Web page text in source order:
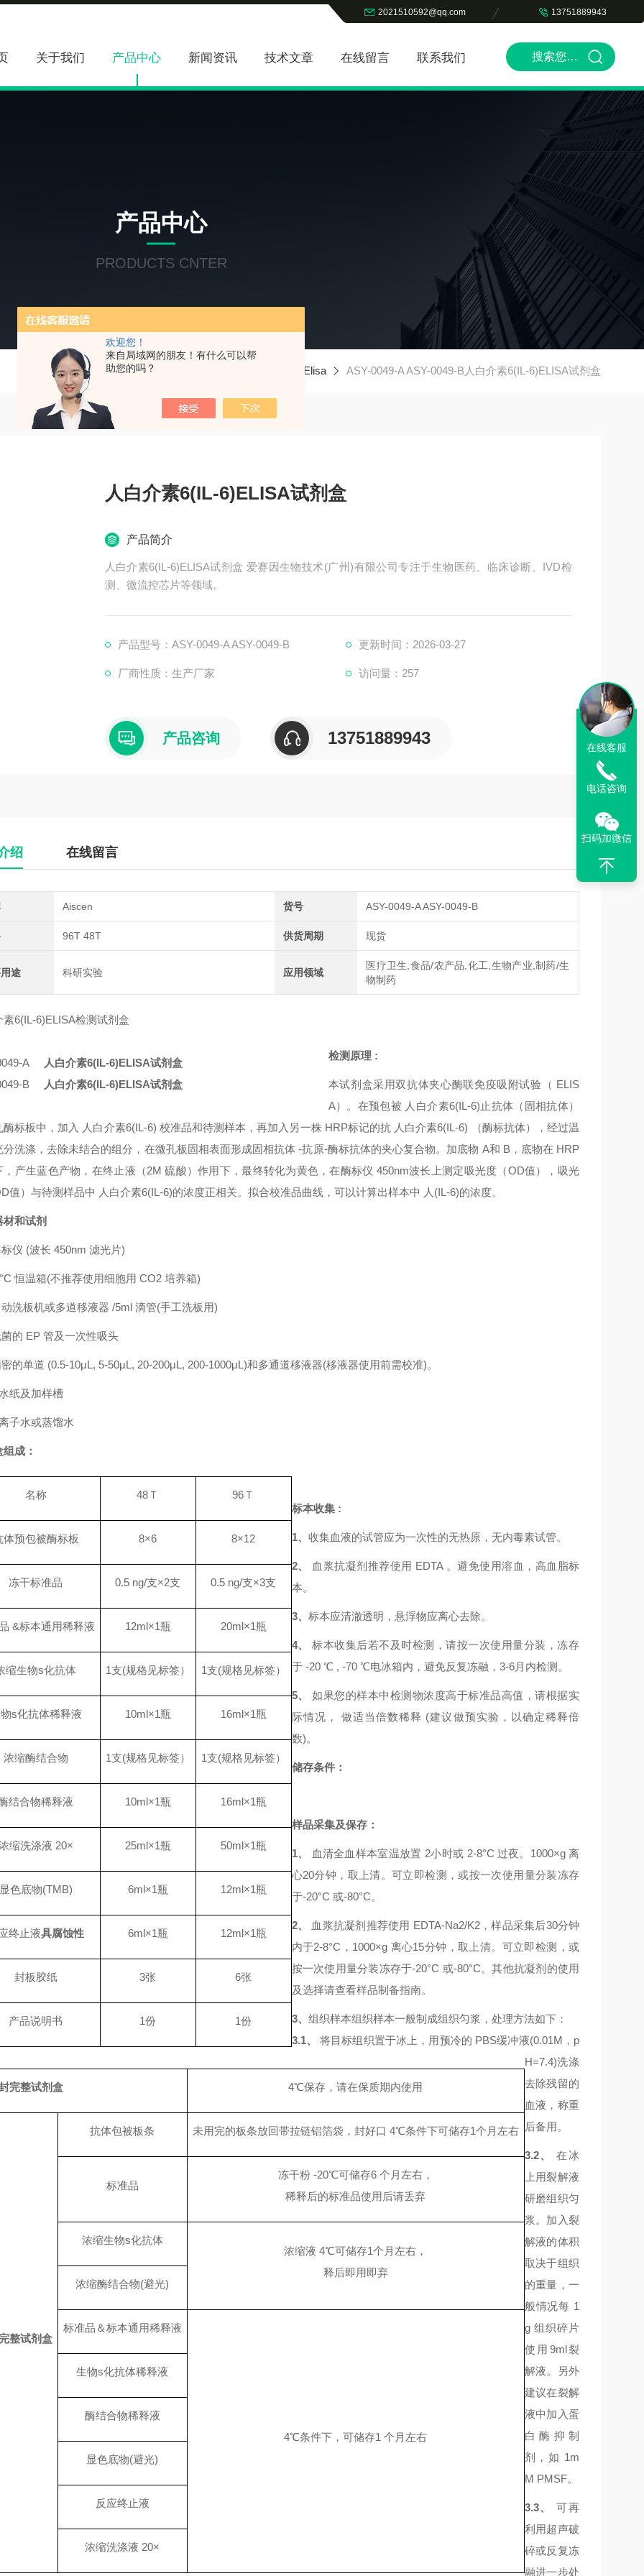
欢迎您！
来自局域网的朋友！有什么可以帮
助您的吗？
2021510592@qq.com 13751889943
关于我们 产品中心 新闻资讯 技术文章 在线留言 联系我们
产品中心
PRODUCTS CNTER
当前位置：首页 人Elisa ASY-0049-A ASY-0049-B人白介素6(IL-6)ELISA试剂盒
人白介素6(IL-6)ELISA试剂盒
产品简介
人白介素6(IL-6)ELISA试剂盒 爱赛因生物技术(广州)有限公司专注于生物医药、临床诊断、IVD检
测、微流控芯片等领域。
产品型号：ASY-0049-A ASY-0049-B 更新时间：2026-03-27
厂商性质：生产厂家 访问量：257
产品咨询 13751889943
绍 在线留言
Aiscen 货号 ASY-0049-A ASY-0049-B
96T 48T 供货周期 现货
途 科研实验 应用领域
医疗卫生,食品/农产品,化工,生物产业,制药/生
物制药
素6(IL-6)ELISA检测试剂盒
A
人白介素6(IL-6)ELISA试剂盒
B
人白介素6(IL-6)ELISA试剂盒
检测原理 :
本试剂盒采用双抗体夹心酶联免疫吸附试验（ ELIS
A）。在预包被 人白介素6(IL-6) 止抗体（固相抗体）
酶标板中，加入 人白介素6(IL-6) 校准品和待测样本，再加入另一株 HRP标记的抗 人白介素6(IL-6)
（酶标抗体），经过温
分洗涤，去除未结合的组分，在微孔板固相表面形成固相抗体 -抗原-酶标抗体的夹心复合物。加底物 A和 B，底物在 HRP
，产生蓝色产物，在终止液（2M 硫酸）作用下，最终转化为黄色，在酶标仪 450nm波长上测定吸光度（OD值），吸光
值）与待测样品中 人白介素6(IL-6)的浓度正相关。拟合校准品曲线，可以计算出样本中 人(IL-6)的浓度。
材和试剂
仪 (波长 450nm 滤光片)
恒温箱(不推荐使用细胞用 CO2 培养箱)
洗板机或多道移液器 /5ml 滴管(手工洗板用)
的 EP 管及一次性吸头
的单道 (0.5-10μL, 5-50μL, 20-200μL, 200-1000μL)和多通道移液器(移液器使用前需校准)。
纸及加样槽
子水或蒸馏水
成：
名称 48Ｔ 96Ｔ
体预包被酶标板 8×6 8×12
冻干标准品 0.5 ng/支×2支 0.5 ng/支×3支
&标本通用稀释液 12ml×1瓶 20ml×1瓶
缩生物s化抗体 1支(规格见标签） 1支(规格见标签）
s化抗体稀释液 10ml×1瓶 16ml×1瓶
浓缩酶结合物 1支(规格见标签） 1支(规格见标签）
结合物稀释液 10ml×1瓶 16ml×1瓶
缩洗涤液 20× 25ml×1瓶 50ml×1瓶
色底物(TMB) 6ml×1瓶 12ml×1瓶
终止液具腐蚀性 6ml×1瓶 12ml×1瓶
封板胶纸 3张 6张
产品说明书 1份 1份
标本收集 :
1、 收集血液的试管应为一次性的无热原，无内毒素试管。
2、 血浆抗凝剂推荐使用 EDTA 。避免使用溶血，高血脂标
本。
3、 标本应清澈透明，悬浮物应离心去除。
4、
标本收集后若不及时检测，请按一次使用量分装，冻存
于 -20 ℃ , -70 ℃电冰箱内，避免反复冻融，3-6月内检测。
5、
如果您的样本中检测物浓度高于标准品高值，请根据实
际情况，
做适当倍数稀释 (建议做预实验，以确定稀释倍
数)。
储存条件：
完整试剂盒 4℃保存，请在保质期内使用
整试剂盒
抗体包被板条 未用完的板条放回带拉链铝箔袋，封好口 4℃条件下可储存1个月左右
标准品
冻干粉 -20℃可储存6 个月左右，
稀释后的标准品使用后请丢弃
浓缩生物s化抗体
浓缩液 4℃可储存1个月左右，
释后即用即弃
浓缩酶结合物(避光)
标准品＆标本通用稀释液
4℃条件下，可储存1 个月左右
生物s化抗体稀释液
酶结合物稀释液
显色底物(避光)
反应终止液
浓缩洗涤液 20×
样品采集及保存：
1、 血清全血样本室温放置 2小时或 2-8°C 过夜。1000×g 离
心20分钟，取上清。可立即检测，或按一次使用量分装冻存
于-20°C 或-80°C。
2、 血浆抗凝剂推荐使用 EDTA-Na2/K2，样品采集后30分钟
内于2-8°C，1000×g 离心15分钟，取上清。可立即检测，或
按一次使用量分装冻存于-20°C 或-80°C。其他抗凝剂的使用
及选择请查看样品制备指南。
3、 组织样本组织样本一般制成组织匀浆，处理方法如下：
3.1、
将目标组织置于冰上，用预冷的 PBS缓冲液(0.01M，p
H=7.4)洗涤
去除残留的
血液，称重
后备用。
3.2、
在冰
上用裂解液
研磨组织匀
浆。加入裂
解液的体积
取决于组织
的重量，一
般情况每 1
g 组织碎片
使用9ml裂
解液。另外
建议在裂解
液中加入蛋
白酶抑制
剂，如 1m
M PMSF。
3.3、
可再
利用超声破
碎或反复冻
融进一步处
在线客服
电话咨询
扫码加微信